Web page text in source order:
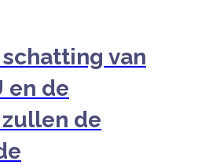
van
en de
de